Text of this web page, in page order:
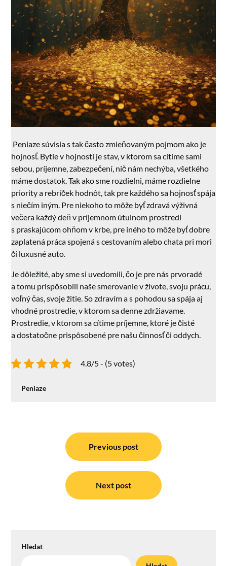
Peniaze súvisia s tak často zmieňovaným pojmom ako je
hojnosť. Bytie v hojnosti je stav, v ktorom sa cítime sami
sebou, príjemne, zabezpečení, nič nám nechýba, všetkého
máme dostatok. Tak ako sme rozdielni, máme rozdielne
priority a rebríček hodnôt, tak pre každého sa hojnosť spája
s niečím iným. Pre niekoho to môže byť zdravá výživná
večera každý deň v príjemnom útulnom prostredí
s praskajúcom ohňom v krbe, pre iného to môže byť dobre
zaplatená práca spojená s cestovaním alebo chata pri mori
či luxusné auto.
Je dôležité, aby sme si uvedomili, čo je pre nás prvoradé
a tomu prispôsobili naše smerovanie v živote, svoju prácu,
voľný čas, svoje žitie. So zdravím a s pohodou sa spája aj
vhodné prostredie, v ktorom sa denne zdržiavame.
Prostredie, v ktorom sa cítime príjemne, ktoré je čisté
a dostatočne prispôsobené pre našu činnosť či oddych.
4.8/5 - (5 votes)
Peniaze
Previous post
Next post
Hledat